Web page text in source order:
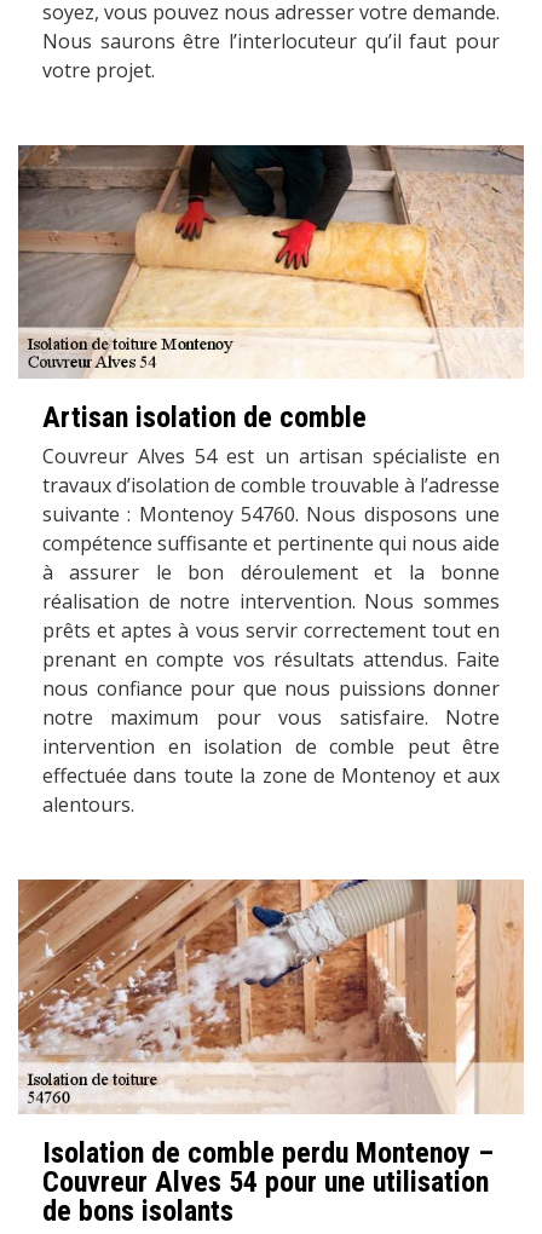
soyez, vous pouvez nous adresser votre demande.
Nous saurons être l’interlocuteur qu’il faut pour
votre projet.
Artisan isolation de comble
Couvreur Alves 54 est un artisan spécialiste en
travaux d’isolation de comble trouvable à l’adresse
suivante : Montenoy 54760. Nous disposons une
compétence suffisante et pertinente qui nous aide
à assurer le bon déroulement et la bonne
réalisation de notre intervention. Nous sommes
prêts et aptes à vous servir correctement tout en
prenant en compte vos résultats attendus. Faite
nous confiance pour que nous puissions donner
notre maximum pour vous satisfaire. Notre
intervention en isolation de comble peut être
effectuée dans toute la zone de Montenoy et aux
alentours.
Isolation de comble perdu Montenoy –
Couvreur Alves 54 pour une utilisation
de bons isolants